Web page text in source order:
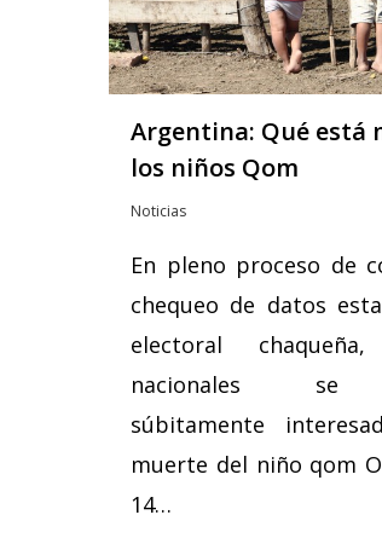
Argentina: Qué está
los niños Qom
Noticias
En pleno proceso de
chequeo de datos
electoral
nacionales se
súbitamente
muerte del niño qom
14…